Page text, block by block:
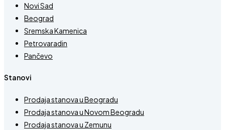
Novi Sad
Beograd
Sremska Kamenica
Petrovaradin
Pančevo
Stanovi
Prodaja stanova u Beogradu
Prodaja stanova u Novom Beogradu
Prodaja stanova u Zemunu